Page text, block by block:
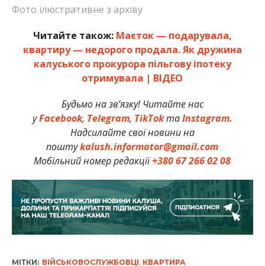
Фото ілюстративне з архіву
Читайте також: Маєток — подарувала,
квартиру — недорого продала. Як дружина
калуського прокурора пільгову іпотеку
отримувала | ВІДЕО
Будьмо на зв’язку! Читайте нас
уFacebook, Telegram, TikTokтаInstagram.
Надсилайте свої новини на
поштуkalush.informator@gmail.com
Мобільний номер редакції+380 67 266 02 08
МІТКИ: ВІЙСЬКОВОСЛУЖБОВЦІ, КВАРТИРА